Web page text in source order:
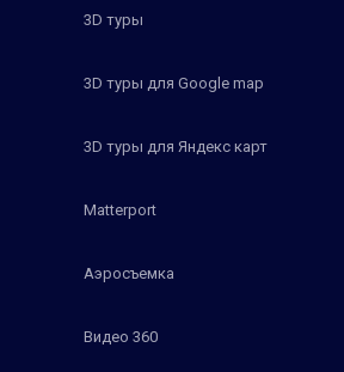
3D туры
3D туры для Google map
3D туры для Яндекс карт
Matterport
Аэросъемка
Видео 360